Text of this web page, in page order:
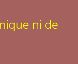
ni de